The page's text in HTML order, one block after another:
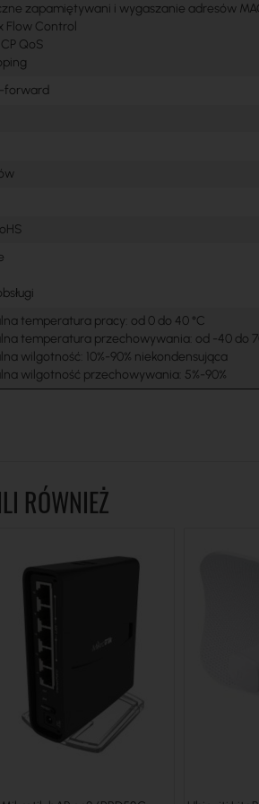
zapamiętywani i wygaszanie adresów
Flow Control
QoS
forward
temperatura pracy: od 0 do 40 °C
temperatura przechowywania: od -40 do
wilgotność: 10%-90% niekondensująca
wilgotność przechowywania: 5%-90%
RÓWNIEŻ